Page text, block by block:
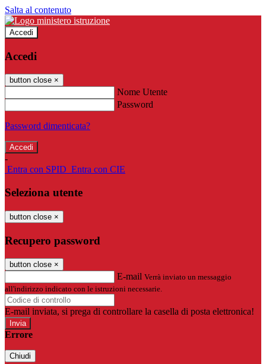
Salta al contenuto
Accedi
Accedi
button close ×
Nome Utente
Password
Password dimenticata?
-
Entra con SPID Entra con CIE
Seleziona utente
button close ×
Recupero password
button close ×
E-mail Verrà inviato un messaggio
all'indirizzo indicato con le istruzioni necessarie.
E-mail inviata, si prega di controllare la casella di posta elettronica!
Errore
Chiudi